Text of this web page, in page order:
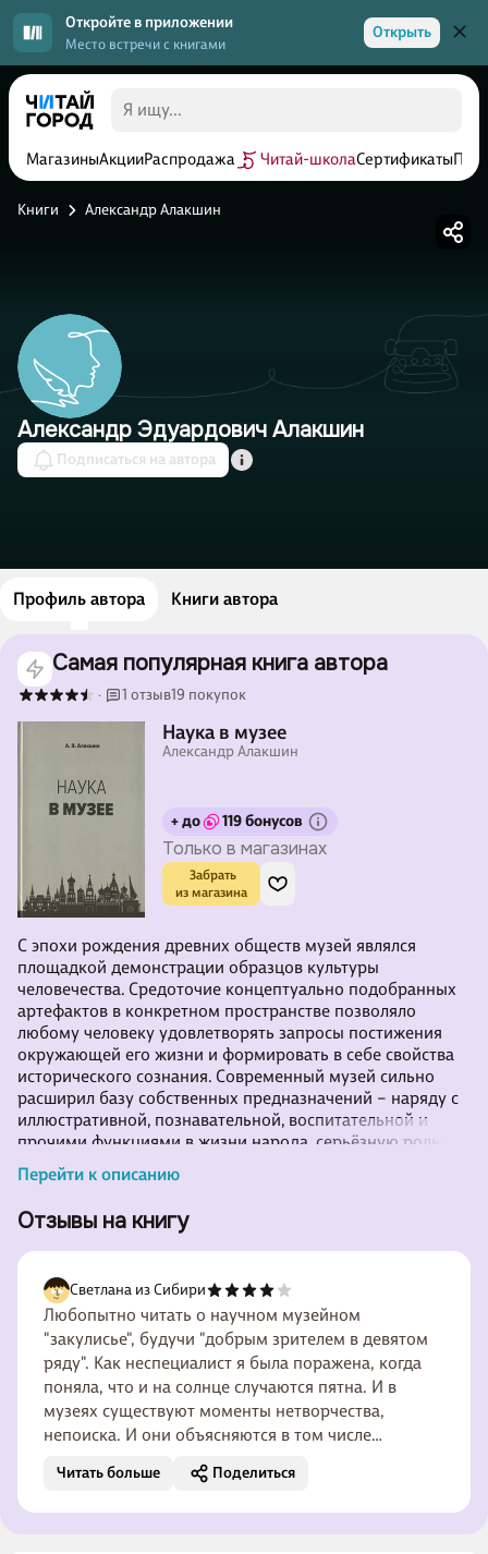
Откройте в приложении
Место встречи с книгами
Открыть
МагазиныАкцииРаспродажа Читай-школаСертификаты
Книги Александр Алакшин
Александр Эдуардович Алакшин
Подписаться на автора
Профиль автора Книги автора
Самая популярная книга автора
· 1 отзыв19 покупок
Наука в музее
Александр Алакшин
+ до 119 бонусов
Только в магазинах
Забрать
из магазина
С эпохи рождения древних обществ музей являлся
площадкой демонстрации образцов культуры
человечества. Средоточие концептуально подобранных
артефактов в конкретном пространстве позволяло
любому человеку удовлетворять запросы постижения
окружающей его жизни и формировать в себе свойства
исторического сознания. Современный музей сильно
расширил базу собственных предназначений – наряду с
иллюстративной, познавательной, воспитательной и
прочими функциями в жизни народа, серьёзную роль в
его деятельности стали играть мотивы
исследовательской работы сотрудников.
Исследовательское ядро в музее составляют научные
работники — значит, по логике здравого смысла, они
должны заниматься научной работой. Ч
Перейти к описанию
Отзывы на книгу
Светлана из Сибири
Любопытно читать о научном музейном
"закулисье", будучи "добрым зрителем в девятом
ряду". Как неспециалист я была поражена, когда
поняла, что и на солнце случаются пятна. И в
музеях существуют моменты нетворчества,
непоиска. И они объясняются в том числе
банальными административными причинами.
Лично мне польза книги видится в возможности
Читать больше Поделиться